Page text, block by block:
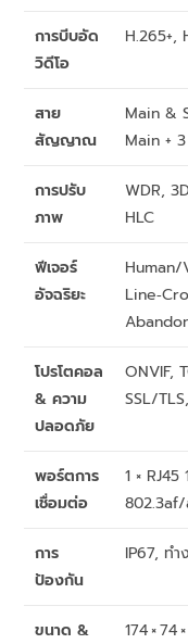
การบีบอัด
วิดีโอ
H.265+,
สาย
สัญญาณ
Main &
Main +
การปรับ
ภาพ
WDR,
HLC
ฟีเจอร์
อัจฉริยะ
โปรโตคอล
& ความ
ปลอดภัย
ONVIF,
SSL/
พอร์ตการ
เชื่อมต่อ
1 ×
การ
ป้องกัน
IP67, ท
ขนาด &
174 ×